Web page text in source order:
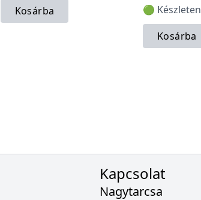
Kosárba
🟢 Készleten
Kosárba
Kapcsolat
Nagytarcsa